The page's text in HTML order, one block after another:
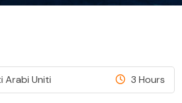
Arabi Uniti 3 Hours